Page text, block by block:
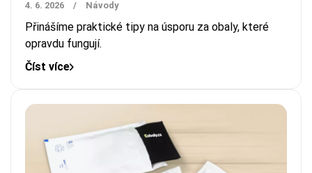
4. 6. 2026 / Návody
Přinášíme praktické tipy na úsporu za obaly, které
opravdu fungují.
Číst více